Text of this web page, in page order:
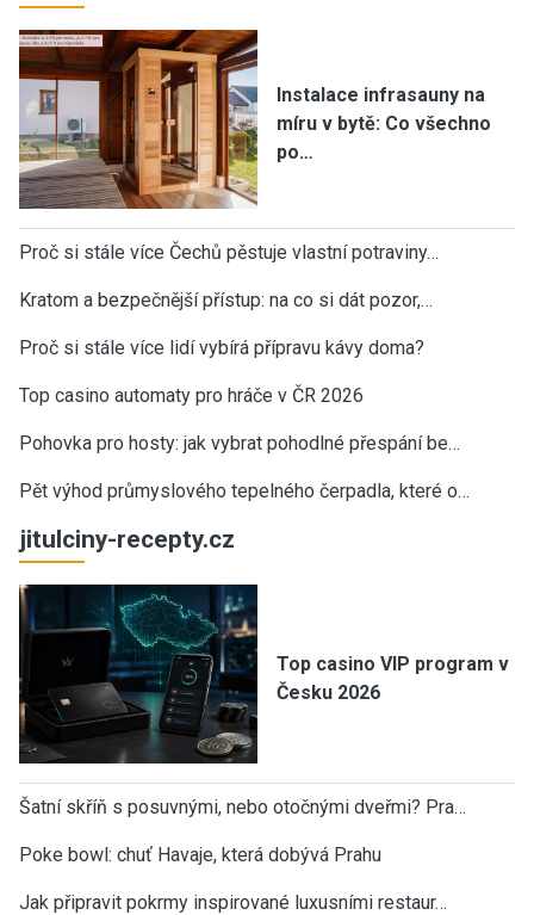
Instalace infrasauny na
míru v bytě: Co všechno
po…
Proč si stále více Čechů pěstuje vlastní potraviny…
Kratom a bezpečnější přístup: na co si dát pozor,…
Proč si stále více lidí vybírá přípravu kávy doma?
Top casino automaty pro hráče v ČR 2026
Pohovka pro hosty: jak vybrat pohodlné přespání be…
Pět výhod průmyslového tepelného čerpadla, které o…
jitulciny-recepty.cz
Top casino VIP program v
Česku 2026
Šatní skříň s posuvnými, nebo otočnými dveřmi? Pra…
Poke bowl: chuť Havaje, která dobývá Prahu
Jak připravit pokrmy inspirované luxusními restaur…